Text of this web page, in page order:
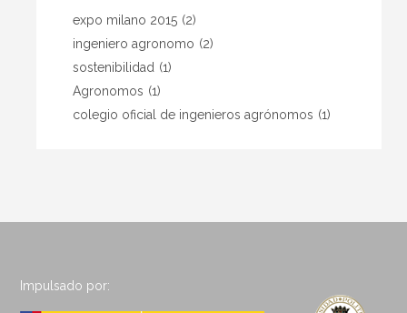
expo milano 2015 (2)
ingeniero agronomo (2)
sostenibilidad (1)
Agronomos (1)
colegio oficial de ingenieros agrónomos (1)
Impulsado por: